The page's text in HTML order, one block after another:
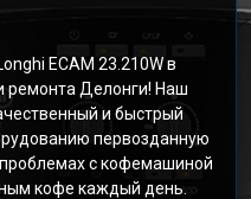
ECAM 23.210W в
ремонта Делонги! Наш
и быстрый
первозданную
с кофемашиной
кофе каждый день.